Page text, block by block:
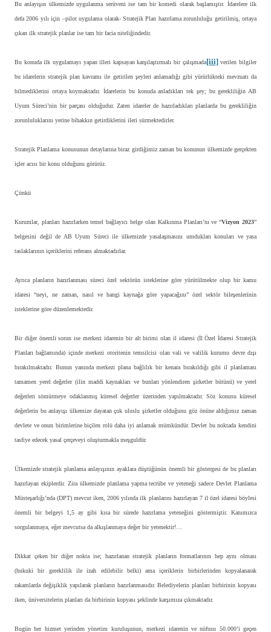
Bu anlayışın ülkemizde uygulanma serüveni ise tam bir komedi olarak başlamıştır. İdarelere ilk
defa 2006 yılı için –pilot uygulama olarak- Stratejik Plan hazırlama zorunluluğu getirilmiş, ortaya
çıkan ilk stratejik planlar ise tam bir facia niteliğindedir.
Bu konuda ilk uygulamayı yapan illeri kapsayan karşılaştırmalı bir çalışmada[iii] verilen bilgiler
bu idarelerin stratejik plan kavramı ile getirilen şeyleri anlamadığı gibi yürürlükteki mevzuatı da
bilmediklerini ortaya koymaktadır. İdarelerin bu konuda anladıkları tek şey; bu gerekliliğin AB
Uyum Süreci’nin bir parçası olduğudur. Zaten idareler de hazırladıkları planlarda bu gerekliliğin
zorunluluklarını yerine bihakkın getirdiklerini ileri sürmektedirler.
Stratejik Planlama konusunun detaylarına biraz girdiğimiz zaman bu konunun ülkemizde gerçekten
içler acısı bir konu olduğunu görürüz.
Çünkü
Kurumlar, planları hazırlarken temel bağlayıcı belge olan Kalkınma Planları’nı ve “Vizyon 2023”
belgesini değil de AB Uyum Süreci ile ülkemizde yasalaşmasını umdukları konuları ve yasa
taslaklarının içeriklerini referans almaktadırlar.
Ayrıca planların hazırlanması süreci özel sektörün isteklerine göre yürütülmekte olup bir kamu
idaresi “neyi, ne zaman, nasıl ve hangi kaynağa göre yapacağını” özel sektör bileşenlerinin
isteklerine göre düzenlemektedir.
Bir diğer önemli sorun ise merkezi idarenin bir alt birimi olan il idaresi (İl Özel İdaresi Stratejik
Planları bağlamında) içinde merkezi otoritenin temsilcisi olan vali ve valilik kurumu devre dışı
bırakılmaktadır. Bunun yanında merkezi plana bağlılık bir kenara bırakıldığı gibi il planlaması
tamamen yerel değerler (ilin maddi kaynakları ve bunları yönlendiren şirketler bütünü) ve yerel
değerleri sömürmeye odaklanmış küresel değerler üzerinden yapılmaktadır. Söz konusu küresel
değerlerin bu anlayışı ülkemize dayatan çok uluslu şirketler olduğunu göz önüne aldığımız zaman
devlete ve onun birimlerine biçilen rolü daha iyi anlamak mümkündür. Devlet bu noktada kendini
tasfiye edecek yasal çerçeveyi oluşturmakla meşguldür.
Ülkemizde stratejik planlama anlayışının ayaklara düştüğünün önemli bir göstergesi de bu planları
hazırlayan ekiplerdir. Zira ülkemizde planlama yapma tecrübe ve yeteneği sadece Devlet Planlama
Müsteşarlığı’nda (DPT) mevcut iken, 2006 yılında ilk planlarını hazırlayan 7 il özel idaresi böylesi
önemli bir belgeyi 1,5 ay gibi kısa bir sürede hazırlama yeteneğini göstermiştir. Kanımızca
sorgulanmaya, eğer mevcutsa da alkışlanmaya değer bir yetenektir!…
Dikkat çeken bir diğer nokta ise; hazırlanan stratejik planların formatlarının hep aynı olması
(hukuki bir gereklilik ile izah edilebilir belki) ama içeriklerin birbirlerinden kopyalanarak
rakamlarda değişiklik yapılarak planların hazırlanmasıdır. Belediyelerin planları birbirinin kopyası
iken, üniversitelerin planları da birbirinin kopyası şeklinde karşımıza çıkmaktadır.
Bugün her hizmet yerinden yönetim kuruluşunun, merkezi idarenin ve nüfusu 50.000’i geçen